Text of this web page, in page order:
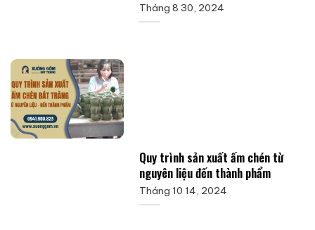
Tháng 8 30, 2024
Quy trình sản xuất ấm chén từ
nguyên liệu đến thành phẩm
Tháng 10 14, 2024